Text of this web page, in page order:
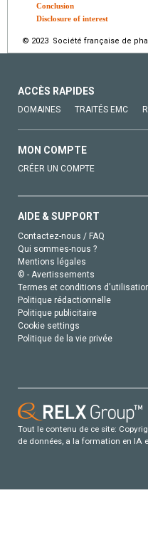
Conclusion
Disclosure of interest
© 2023 Société française de
ACCÈS RAPIDES
DOMAINES TRAITÉS EMC
MON COMPTE
CRÉER UN COMPTE
AIDE & SUPPORT
Contactez-nous / FAQ
Qui sommes-nous ?
Mentions légales
© - Avertissements
Termes et conditions
Politique rédactionnelle
Politique publicitaire
Cookie settings
Politique de la vie privée
Tout le contenu de ce site:
de données, a la formation en IA